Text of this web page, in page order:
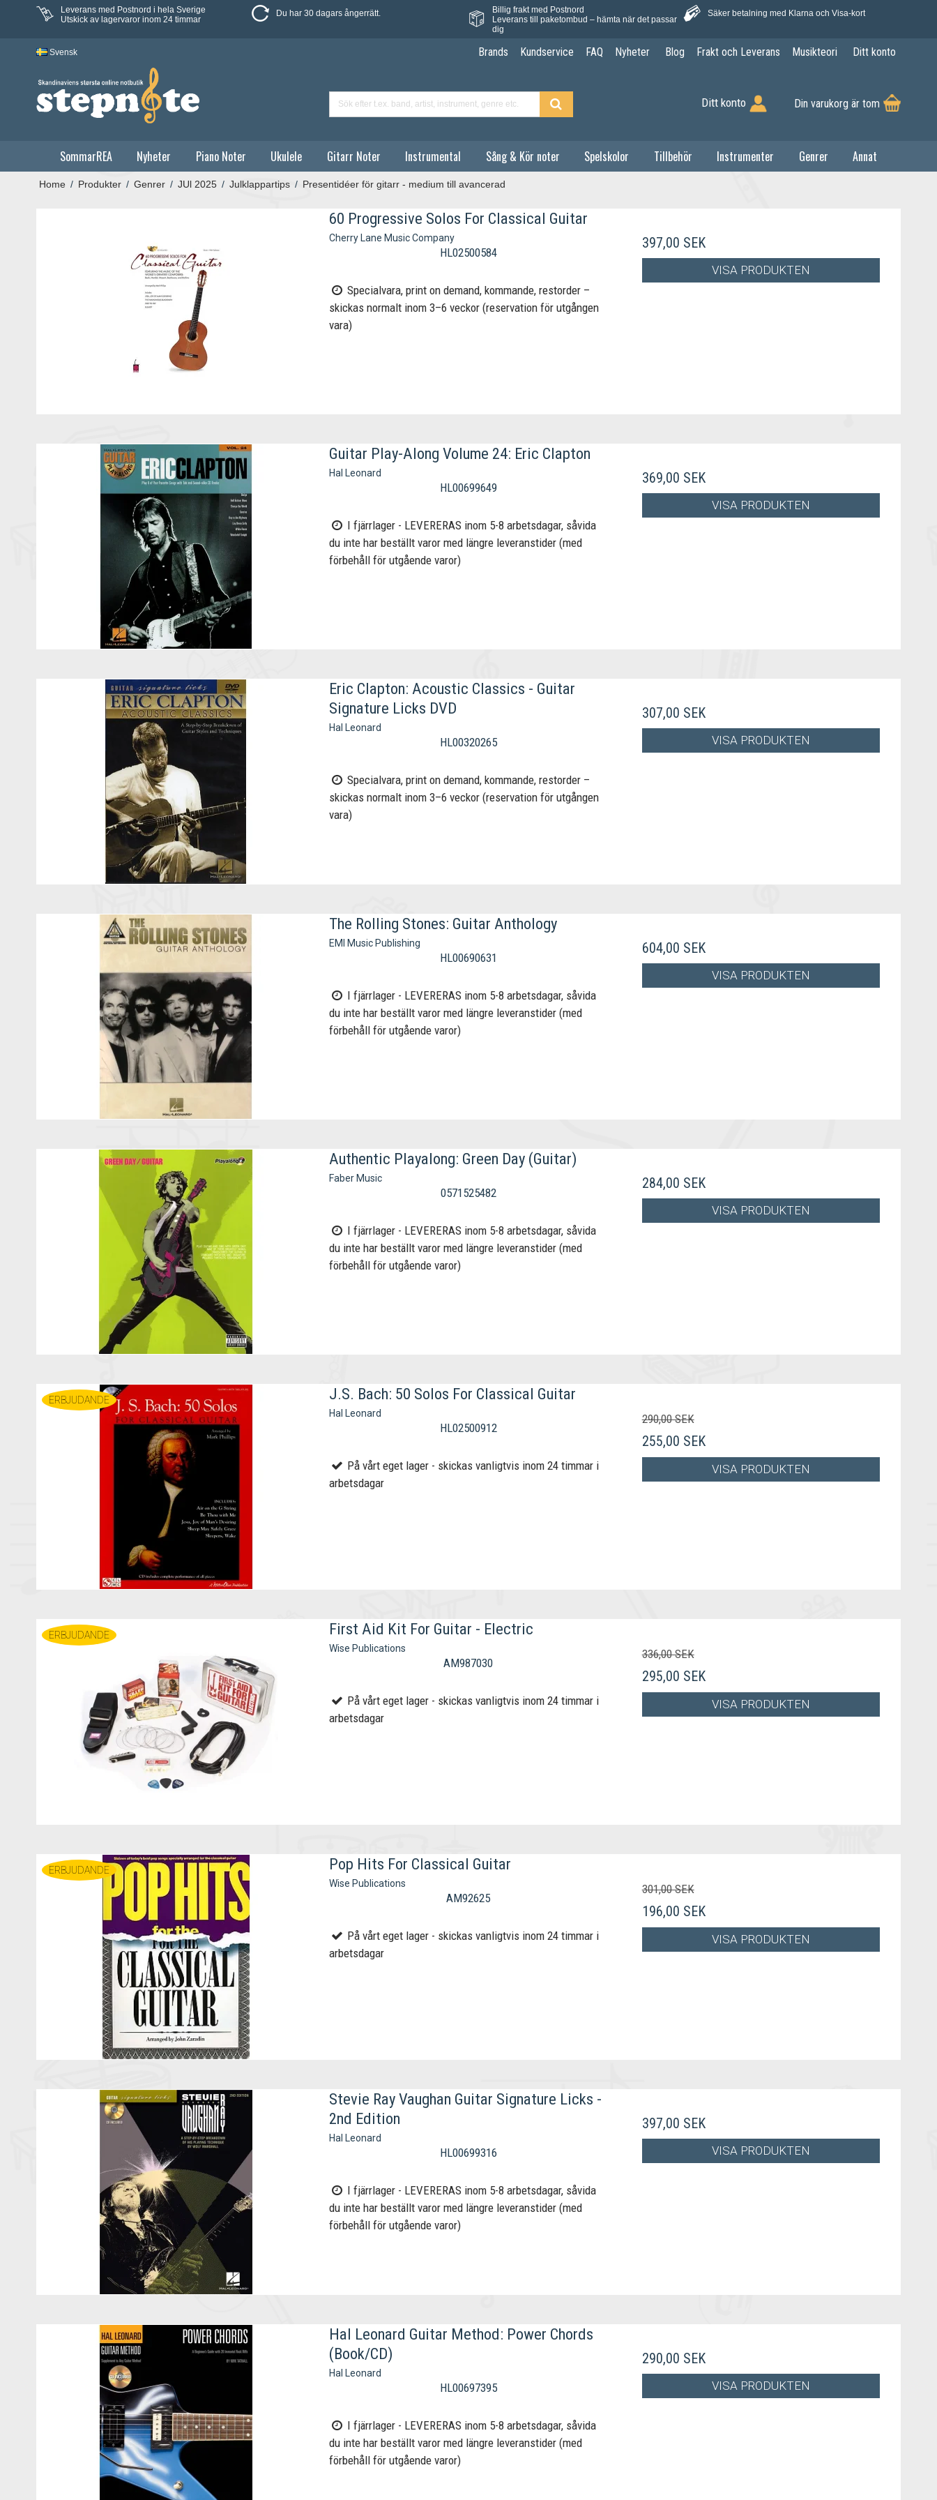
Leverans med Postnord i hela Sverige
Utskick av lagervaror inom 24 timmar
Du har 30 dagars ångerrätt.
Billig frakt med Postnord
Leverans till paketombud – hämta när det passar
dig
Säker betalning med Klarna och Visa-kort
Svensk Brands Kundservice FAQ Nyheter Blog Frakt och Leverans Musikteori Ditt konto
Ditt konto Din varukorg är tom
SommarREA Nyheter Piano Noter Ukulele Gitarr Noter Instrumental Sång & Kör noter Spelskolor Tillbehör Instrumenter Genrer Annat
Home / Produkter / Genrer / JUl 2025 / Julklappartips / Presentidéer för gitarr - medium till avancerad
60 Progressive Solos For Classical Guitar
Cherry Lane Music Company
HL02500584
Specialvara, print on demand, kommande, restorder –
skickas normalt inom 3–6 veckor (reservation för utgången
vara)
397,00 SEK
VISA PRODUKTEN
Guitar Play-Along Volume 24: Eric Clapton
Hal Leonard
HL00699649
I fjärrlager - LEVERERAS inom 5-8 arbetsdagar, såvida
du inte har beställt varor med längre leveranstider (med
förbehåll för utgående varor)
369,00 SEK
VISA PRODUKTEN
Eric Clapton: Acoustic Classics - Guitar
Signature Licks DVD
Hal Leonard
HL00320265
Specialvara, print on demand, kommande, restorder –
skickas normalt inom 3–6 veckor (reservation för utgången
vara)
307,00 SEK
VISA PRODUKTEN
The Rolling Stones: Guitar Anthology
EMI Music Publishing
HL00690631
I fjärrlager - LEVERERAS inom 5-8 arbetsdagar, såvida
du inte har beställt varor med längre leveranstider (med
förbehåll för utgående varor)
604,00 SEK
VISA PRODUKTEN
Authentic Playalong: Green Day (Guitar)
Faber Music
0571525482
I fjärrlager - LEVERERAS inom 5-8 arbetsdagar, såvida
du inte har beställt varor med längre leveranstider (med
förbehåll för utgående varor)
284,00 SEK
VISA PRODUKTEN
ERBJUDANDE J.S. Bach: 50 Solos For Classical Guitar
Hal Leonard
HL02500912
På vårt eget lager - skickas vanligtvis inom 24 timmar i
arbetsdagar
290,00 SEK
255,00 SEK
VISA PRODUKTEN
ERBJUDANDE First Aid Kit For Guitar - Electric
Wise Publications
AM987030
På vårt eget lager - skickas vanligtvis inom 24 timmar i
arbetsdagar
336,00 SEK
295,00 SEK
VISA PRODUKTEN
ERBJUDANDE Pop Hits For Classical Guitar
Wise Publications
AM92625
På vårt eget lager - skickas vanligtvis inom 24 timmar i
arbetsdagar
301,00 SEK
196,00 SEK
VISA PRODUKTEN
Stevie Ray Vaughan Guitar Signature Licks -
2nd Edition
Hal Leonard
HL00699316
I fjärrlager - LEVERERAS inom 5-8 arbetsdagar, såvida
du inte har beställt varor med längre leveranstider (med
förbehåll för utgående varor)
397,00 SEK
VISA PRODUKTEN
Hal Leonard Guitar Method: Power Chords
(Book/CD)
Hal Leonard
HL00697395
I fjärrlager - LEVERERAS inom 5-8 arbetsdagar, såvida
du inte har beställt varor med längre leveranstider (med
förbehåll för utgående varor)
290,00 SEK
VISA PRODUKTEN